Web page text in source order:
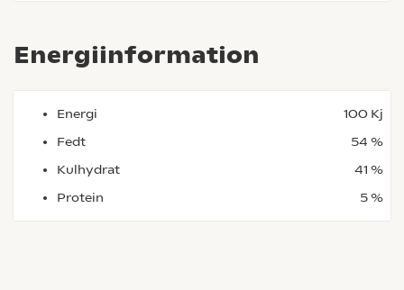
Energiinformation
Energi
100 Kj
Fedt
54 %
Kulhydrat
41 %
Protein
5 %